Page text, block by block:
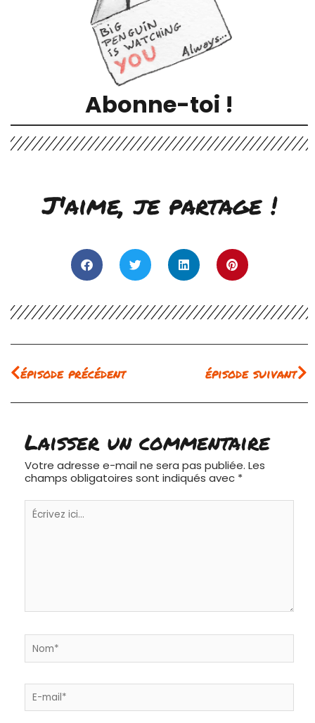
Abonne-toi !
J'aime, je partage !
Précédent
épisode précédent épisode suivant
Laisser un commentaire
Votre adresse e-mail ne sera pas publiée. Les
champs obligatoires sont indiqués avec *
Écrivez
ici…
Nom*
E-
mail*